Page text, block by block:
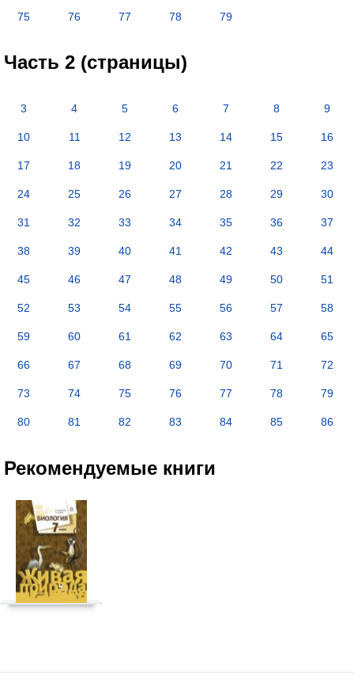
75 76 77 78 79
Часть 2 (страницы)
3 4 5 6 7 8 9
10 11 12 13 14 15 16
17 18 19 20 21 22 23
24 25 26 27 28 29 30
31 32 33 34 35 36 37
38 39 40 41 42 43 44
45 46 47 48 49 50 51
52 53 54 55 56 57 58
59 60 61 62 63 64 65
66 67 68 69 70 71 72
73 74 75 76 77 78 79
80 81 82 83 84 85 86
Рекомендуемые книги